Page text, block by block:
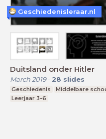
Duitsland onder Hitler
March 2019- 28 slides
Geschiedenis Middelbare
Leerjaar 3-6
Geschiedenisleraar.nl